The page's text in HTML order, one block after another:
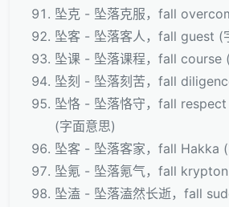
坠克 - 坠落克服，fall
坠客 - 坠落客人，fall guest (
坠课 - 坠落课程，fall course
坠刻 - 坠落刻苦，fall
坠恪 - 坠落恪守，fall
(字面意思)
坠客 - 坠落客家，fall Hakka
坠氪 - 坠落氪气，fall
坠溘 - 坠落溘然长逝，fall